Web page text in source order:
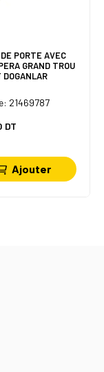
PORTE AVEC
GRAND TROU
DOGANLAR
21469787
DT
Ajouter